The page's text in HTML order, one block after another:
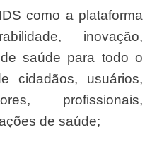
como a plataforma
inovação,
saúde para todo o
cidadãos, usuários,
profissionais,
de saúde;